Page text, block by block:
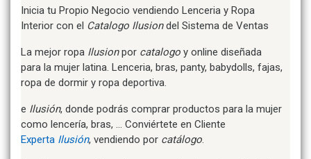
Inicia tu Propio Negocio vendiendo Lenceria y Ropa
Interior con el Catalogo Ilusiondel Sistema de Ventas
La mejor ropa Ilusionpor catalogo y online diseñada
para la mujer latina. Lenceria, bras, panty, babydolls, fajas,
ropa de dormir y ropa deportiva.
e Ilusión, donde podrás comprar productos para la mujer
como lencería, bras, … Conviértete en Cliente
Experta Ilusión, vendiendo por catálogo.